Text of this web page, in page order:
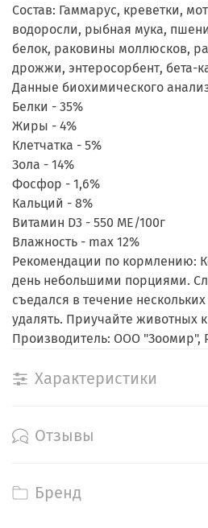
Состав: Гаммарус, креветки,
водоросли, рыбная мука,
белок, раковины моллюсков,
дрожжи, энтеросорбент, бета-
Данные биохимического
Белки - 35%
Жиры - 4%
Клетчатка - 5%
Зола - 14%
Фосфор - 1,6%
Кальций - 8%
Витамин D3 - 550 МЕ/100г
Влажность - max 12%
Рекомендации по кормлению:
день небольшими порциями.
съедался в течение
удалять. Приучайте животных
Производитель: ООО "Зоомир",
Характеристики
Отзывы
Бренд